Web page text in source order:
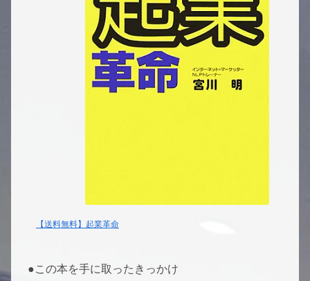
【送料無料】起業革命
●この本を手に取ったきっかけ